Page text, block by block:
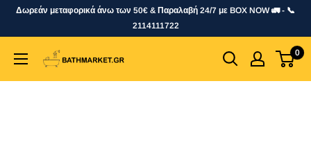
SkipΔωρεάν μεταφορικά άνω των 50€ & Παραλαβή 24/7 με BOX NOW 🚛 - 📞
2114111722
bathmarket.gr 0